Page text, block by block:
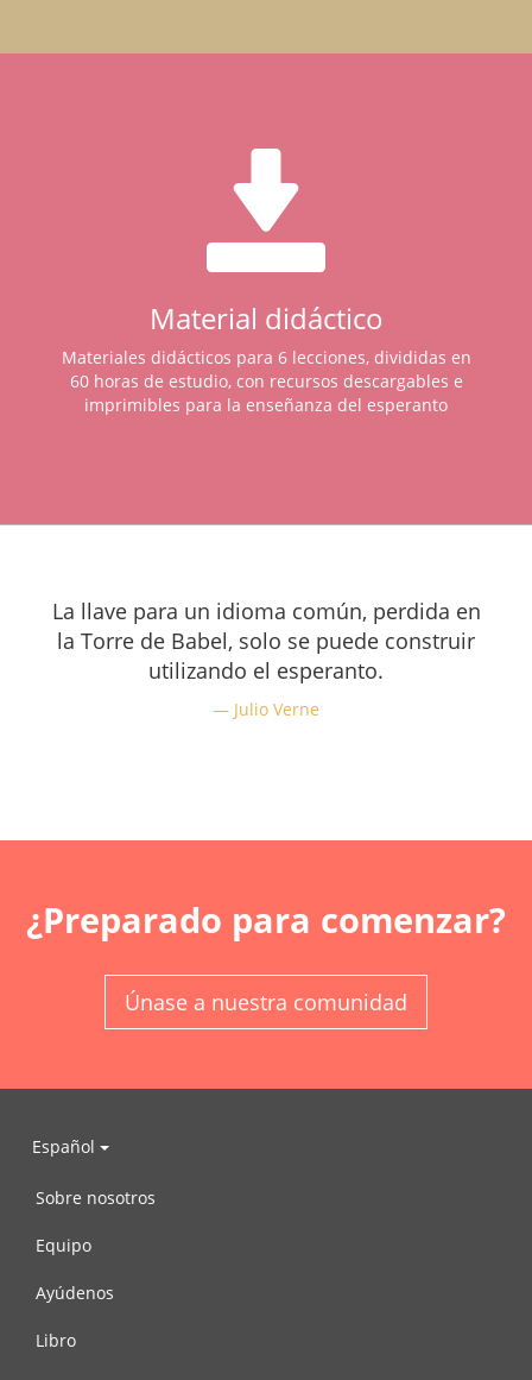
Material didáctico
Materiales didácticos para 6 lecciones, divididas en
60 horas de estudio, con recursos descargables e
imprimibles para la enseñanza del esperanto
La llave para un idioma común, perdida en
la Torre de Babel, solo se puede construir
utilizando el esperanto.
Julio Verne
¿Preparado para comenzar?
Únase a nuestra comunidad
Español
Sobre nosotros
Equipo
Ayúdenos
Libro